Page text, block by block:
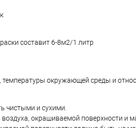
составит 6-8м2/1 литр
окружающей среды и
чистыми и сухими.
окрашиваемой поверхности